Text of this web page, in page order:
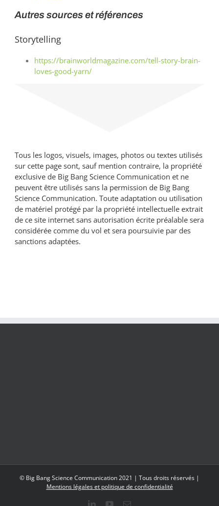
Autres sources et références
Storytelling
https://brainworldmagazine.com/tell-story-brain-
loves-good-yarn/
Tous les logos, visuels, images, photos ou textes utilisés
sur cette page sont, sauf mention contraire, la propriété
exclusive de Big Bang Science Communication et ne
peuvent être utilisés sans la permission de Big Bang
Science Communication. Toute adaptation ou utilisation
de matériel protégé par la propriété intellectuelle extrait
de ce site internet sans autorisation écrite préalable sera
considérée comme du vol et sera poursuivie par des
sanctions adaptées.
© Big Bang Science Communication 2021 | Tous droits réservés |
Mentions légales et politique de confidentialité
LinkedInYouTubeEmail